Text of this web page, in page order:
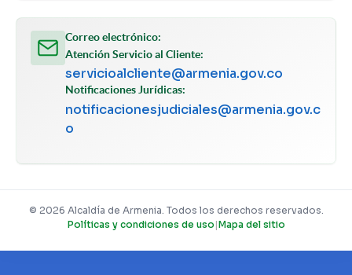
Correo electrónico:
Atención Servicio al Cliente:
servicioalcliente@armenia.gov.co
Notificaciones Jurídicas:
notificacionesjudiciales@armenia.gov.c
o
© 2026 Alcaldía de Armenia. Todos los derechos reservados.
Políticas y condiciones de uso |Mapa del sitio